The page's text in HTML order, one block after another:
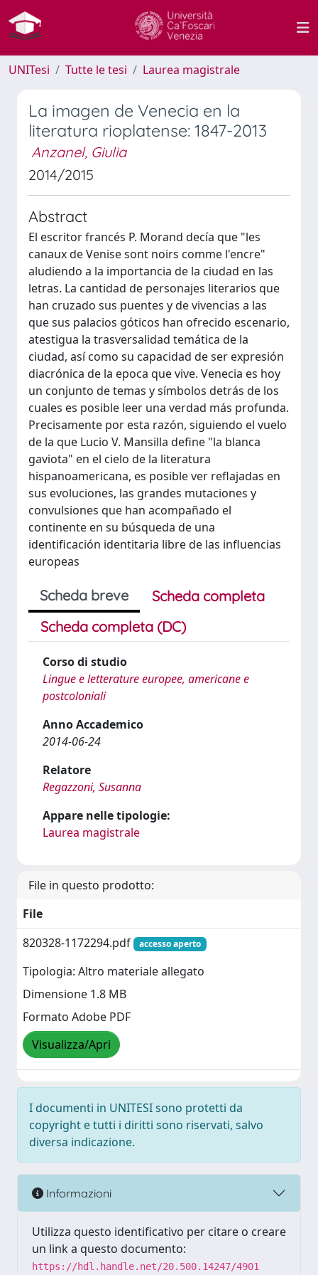
UNITesi Tutte le tesi Laurea magistrale
La imagen de Venecia en la
literatura rioplatense: 1847-2013
Anzanel, Giulia
2014/2015
Abstract
El escritor francés P. Morand decía que "les
canaux de Venise sont noirs comme l'encre"
aludiendo a la importancia de la ciudad en las
letras. La cantidad de personajes literarios que
han cruzado sus puentes y de vivencias a las
que sus palacios góticos han ofrecido escenario,
atestigua la trasversalidad temática de la
ciudad, así como su capacidad de ser expresión
diacrónica de la epoca que vive. Venecia es hoy
un conjunto de temas y símbolos detrás de los
cuales es posible leer una verdad más profunda.
Precisamente por esta razón, siguiendo el vuelo
de la que Lucio V. Mansilla define "la blanca
gaviota" en el cielo de la literatura
hispanoamericana, es posible ver reflajadas en
sus evoluciones, las grandes mutaciones y
convulsiones que han acompañado el
continente en su búsqueda de una
identificación identitaria libre de las influencias
europeas
Scheda breve
Scheda completa
Scheda completa (DC)
Corso di studio
Lingue e letterature europee, americane e
postcoloniali
Anno Accademico
2014-06-24
Relatore
Regazzoni, Susanna
Appare nelle tipologie:
Laurea magistrale
File in questo prodotto:
File
820328-1172294.pdf
accesso aperto
Tipologia: Altro materiale allegato
Dimensione 1.8 MB
Formato Adobe PDF
Visualizza/Apri
I documenti in UNITESI sono protetti da
copyright e tutti i diritti sono riservati, salvo
diversa indicazione.
Informazioni
Utilizza questo identificativo per citare o creare
un link a questo documento:
https://hdl.handle.net/20.500.14247/4901